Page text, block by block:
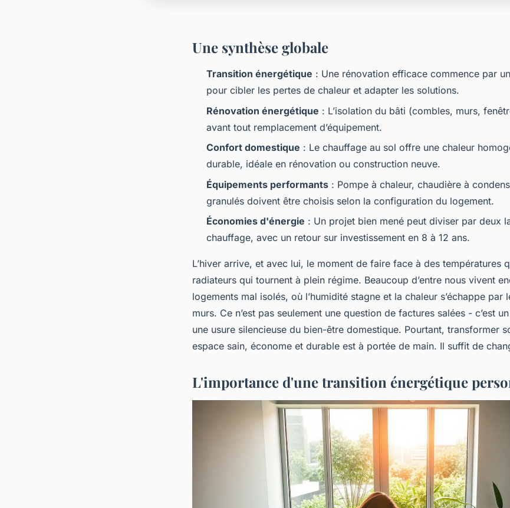
Une synthèse globale
Transition énergétique : Une rénovation efficace commence par
pour cibler les pertes de chaleur et adapter les solutions.
Rénovation énergétique : L’isolation du bâti (combles, murs,
avant tout remplacement d’équipement.
Confort domestique : Le chauffage au sol offre une chaleur
durable, idéale en rénovation ou construction neuve.
Équipements performants : Pompe à chaleur, chaudière à
granulés doivent être choisis selon la configuration du logement.
Économies d'énergie : Un projet bien mené peut diviser par deux
chauffage, avec un retour sur investissement en 8 à 12 ans.
L’hiver arrive, et avec lui, le moment de faire face à des températures
radiateurs qui tournent à plein régime. Beaucoup d’entre nous vivent
logements mal isolés, où l’humidité stagne et la chaleur s’échappe par
murs. Ce n’est pas seulement une question de factures salées - c’est
une usure silencieuse du bien-être domestique. Pourtant, transformer
espace sain, économe et durable est à portée de main. Il suffit de
L'importance d'une transition énergétique